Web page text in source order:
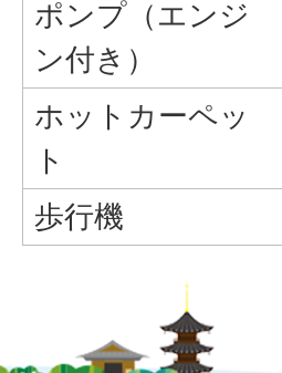
ポンプ（エンジ
ン付き）
ホットカーペッ
ト
歩行機